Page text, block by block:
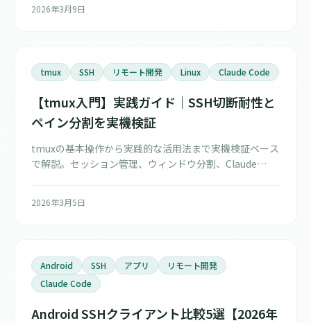
スを紹介。
2026年3月9日
tmux SSH リモート開発 Linux Claude Code
【tmux入門】実践ガイド｜SSH切断耐性と
ペイン分割を実機検証
tmuxの基本操作から実践的な活用法まで実機検証ベース
で解説。セッション管理、ウィンドウ分割、Claude
2026年3月5日
Android SSH アプリ
リモート開発
Claude Code
Android SSHクライアント比較5選【2026年